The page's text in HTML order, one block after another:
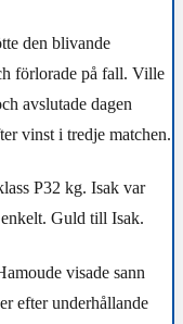
den blivande
förlorade på fall. Ville
avslutade dagen
vinst i tredje matchen.
P32 kg. Isak var
Guld till Isak.
visade sann
efter underhållande